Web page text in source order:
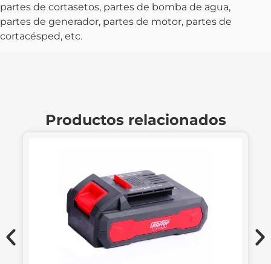
partes de cortasetos, partes de bomba de agua,
partes de generador, partes de motor, partes de
cortacésped, etc.
Productos relacionados